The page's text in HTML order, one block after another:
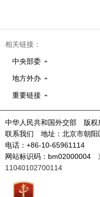
相关链接：
中央部委
地方外办
重要链接
中华人民共和国外交部 版权
联系我们 地址：北京市朝
电话：+86-10-65961114
网站标识码：bm02000004
11040102700114